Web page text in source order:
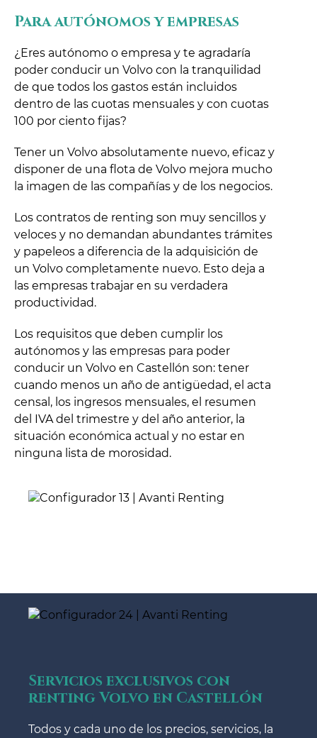
Para autónomos y empresas
¿Eres autónomo o empresa y te agradaría
poder conducir un Volvo con la tranquilidad
de que todos los gastos están incluidos
dentro de las cuotas mensuales y con cuotas
100 por ciento fijas?
Tener un Volvo absolutamente nuevo, eficaz y
disponer de una flota de Volvo mejora mucho
la imagen de las compañías y de los negocios.
Los contratos de renting son muy sencillos y
veloces y no demandan abundantes trámites
y papeleos a diferencia de la adquisición de
un Volvo completamente nuevo. Esto deja a
las empresas trabajar en su verdadera
productividad.
Los requisitos que deben cumplir los
autónomos y las empresas para poder
conducir un Volvo en Castellón son: tener
cuando menos un año de antigüedad, el acta
censal, los ingresos mensuales, el resumen
del IVA del trimestre y del año anterior, la
situación económica actual y no estar en
ninguna lista de morosidad.
Servicios exclusivos con
renting Volvo en Castellón
Todos y cada uno de los precios, servicios, la